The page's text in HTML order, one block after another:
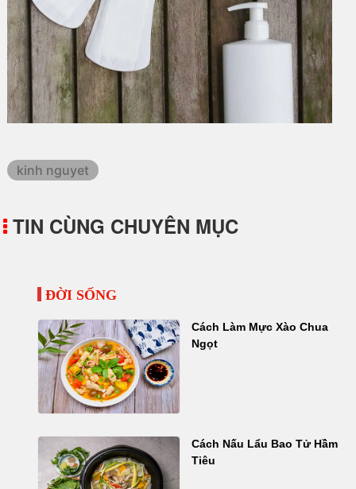
kinh nguyet
TIN CÙNG CHUYÊN MỤC
ĐỜI SỐNG
Cách Làm Mực Xào Chua
Ngọt
Cách Nấu Lẩu Bao Tử Hầm
Tiêu